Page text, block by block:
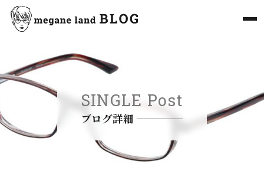
SINGLE Post
ブログ詳細